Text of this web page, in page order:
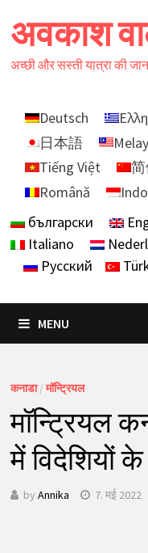
to
content
अवकाश
अच्छी और सस्ती यात्रा की
Deutsch
日本語
Tiếng Việt
Română
български
Italiano
Русский
MENU
कनाडा/मॉन्ट्रियल
मॉन्ट्रियल
में विदेशियों
by Annika 7. मई 2022